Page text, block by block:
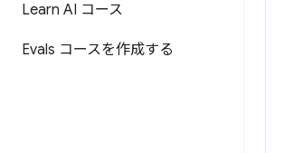
Learn AI コース
Evals コースを作成する